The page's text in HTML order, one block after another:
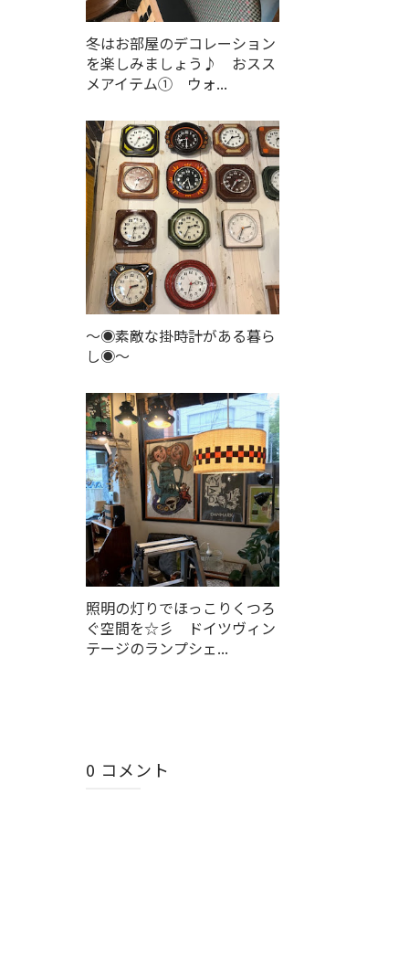
冬はお部屋のデコレーション
を楽しみましょう♪ おスス
メアイテム① ウォ...
～◉素敵な掛時計がある暮ら
し◉～
照明の灯りでほっこりくつろ
ぐ空間を☆彡 ドイツヴィン
テージのランプシェ...
0 コメント